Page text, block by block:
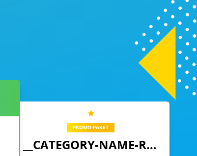
PROMO-PAKET
__CATEGORY-NAME-REPLACE__